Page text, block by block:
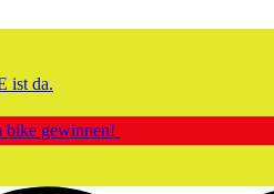
ist da.
bike gewinnen!